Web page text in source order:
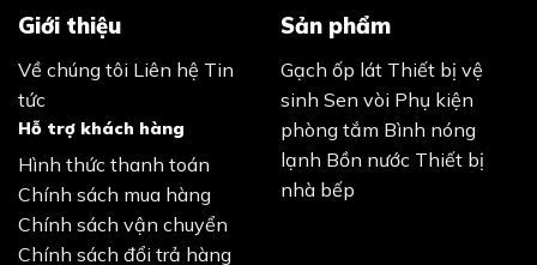
Giới thiệu
Về chúng tôi Liên hệ Tin
tức
Hỗ trợ khách hàng
Hình thức thanh toán
Chính sách mua hàng
Chính sách vận chuyển
Chính sách đổi trả hàng
Sản phẩm
Gạch ốp lát Thiết bị vệ
sinh Sen vòi Phụ kiện
phòng tắm Bình nóng
lạnh Bồn nước Thiết bị
nhà bếp